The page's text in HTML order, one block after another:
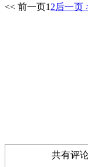
<< 前一页1 2后一页
共有评